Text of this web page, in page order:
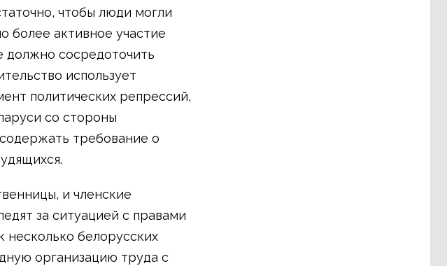
чтобы люди могли
более активное участие
сосредоточить
использует
политических репрессий,
со стороны
требование о
и членские
за ситуацией с правами
несколько белорусских
организацию труда с